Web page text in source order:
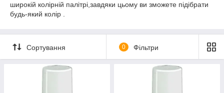
широкій колірній палітрі,завдяки цьому ви зможете підібрати
будь-який колір .
Сортування 0 Фільтри